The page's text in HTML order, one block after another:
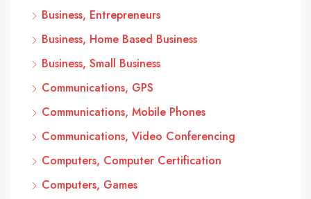
Business, Entrepreneurs
Business, Home Based Business
Business, Small Business
Communications, GPS
Communications, Mobile Phones
Communications, Video Conferencing
Computers, Computer Certification
Computers, Games